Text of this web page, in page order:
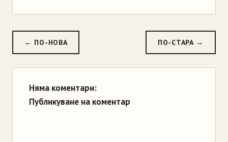
← ПО-НОВА ПО-СТАРА →
Няма коментари:
Публикуване на коментар